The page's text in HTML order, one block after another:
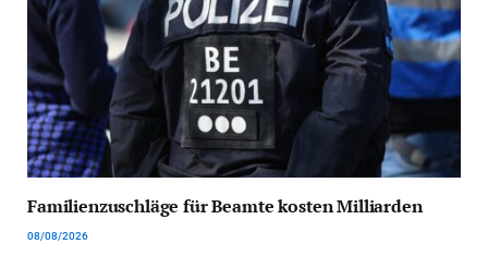
Familienzuschläge für Beamte kosten Milliarden
08/08/2026